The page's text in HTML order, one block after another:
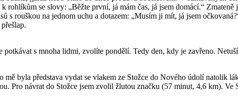
rohlíkům se slovy: „Běžte první, já mám čas, já jsem domácí.“
s rouškou na jednom uchu a dotazem: „Musím ji mít, já jsem
potkávat s mnoha lidmi, zvolíte pondělí. Tedy den, kdy je zavřeno.
byla představa vydat se vlakem ze Stožce do Nového údolí natolik
Pro návrat do Stožce jsem zvolil žlutou značku (57 minut, 4,6 km).